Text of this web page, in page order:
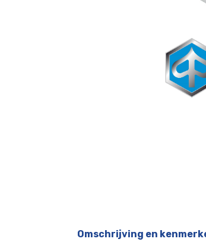
Omschrijving en